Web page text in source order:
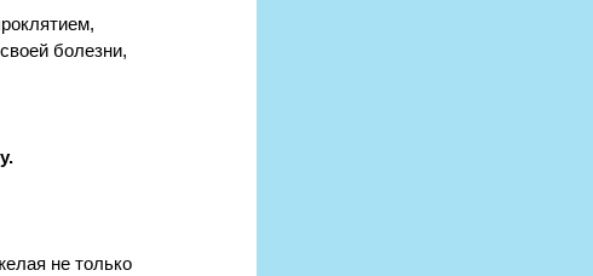
болезни,
не только